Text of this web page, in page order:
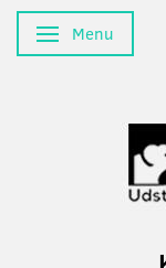
Skifte navigation
Menu